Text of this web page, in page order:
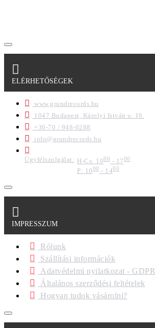
ELÉRHETŐSÉGEK
www.grundrecords.hu
1047 Budapest, Károlyi István u. 10.
+36-70 / 948-0288
info@grundrecords.hu
Ügyfélszolgálat: H-Cs: 1000 - 1700
P: 1000- 1400
IMPRESSZUM
Rólunk
Szállítási információk
Adatvédelmi nyilatkozat - GDPR
Általános szerződési feltételek
Hogyan tudok vásárolni?